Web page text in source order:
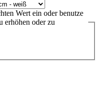
Wert ein oder benutze
erhöhen oder zu